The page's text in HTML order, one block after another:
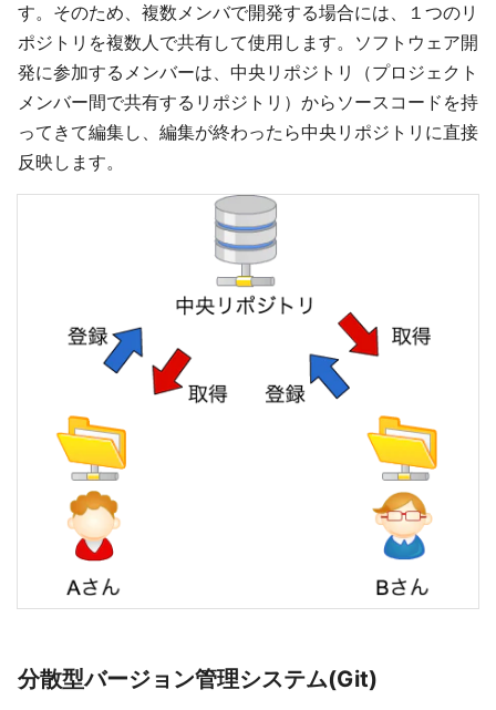
す。そのため、複数メンバで開発する場合には、１つのリ
ポジトリを複数人で共有して使用します。ソフトウェア開
発に参加するメンバーは、中央リポジトリ（プロジェクト
メンバー間で共有するリポジトリ）からソースコードを持
ってきて編集し、編集が終わったら中央リポジトリに直接
反映します。
分散型バージョン管理システム(Git)